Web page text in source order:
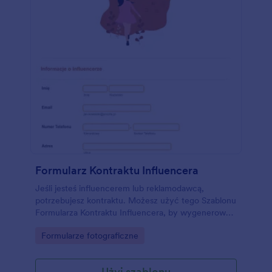
Formularz Kontraktu Influencera
Jeśli jesteś influencerem lub reklamodawcą,
potrzebujesz kontraktu. Możesz użyć tego Szablonu
Formularza Kontraktu Influencera, by wygenerować
i reklamodawcą. Szablon Formularza Kontraktu
influencera, reklamodawcę i konta na mediach
Go to Category:
Formularze fotograficzne